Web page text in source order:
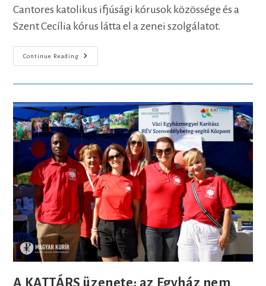
Cantores katolikus ifjúsági kórusok közössége és a
Szent Cecília kórus látta el a zenei szolgálatot.
Continue ReadingA
KATTÁRS
Az
Egység
Tanújele
Volt
Vácon
A KATTÁRS üzenete: az Egyház nem